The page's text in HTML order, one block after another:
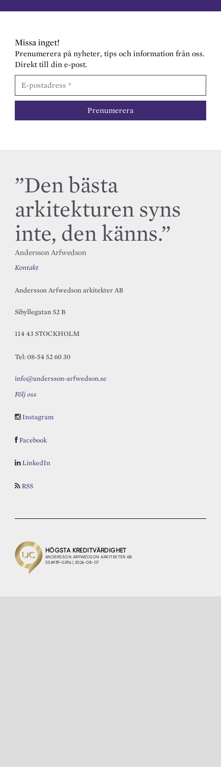
Missa inget!
Prenumerera på nyheter, tips och information från oss.
Direkt till din e-post.
”Den bästa
arkitekturen syns
inte, den känns.”
Andersson Arfwedson
Kontakt
Andersson Arfwedson arkitekter AB
Sibyllegatan 52 B
114 43 STOCKHOLM
Tel: 08-54 52 60 30
info@andersson-arfwedson.se
Följ oss
Instagram
Facebook
LinkedIn
RSS